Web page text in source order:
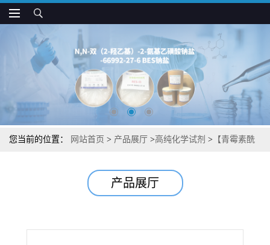
您当前的位置： 网站首页 > 产品展厅 >高纯化学试剂 > 【青霉素酰
产品展厅